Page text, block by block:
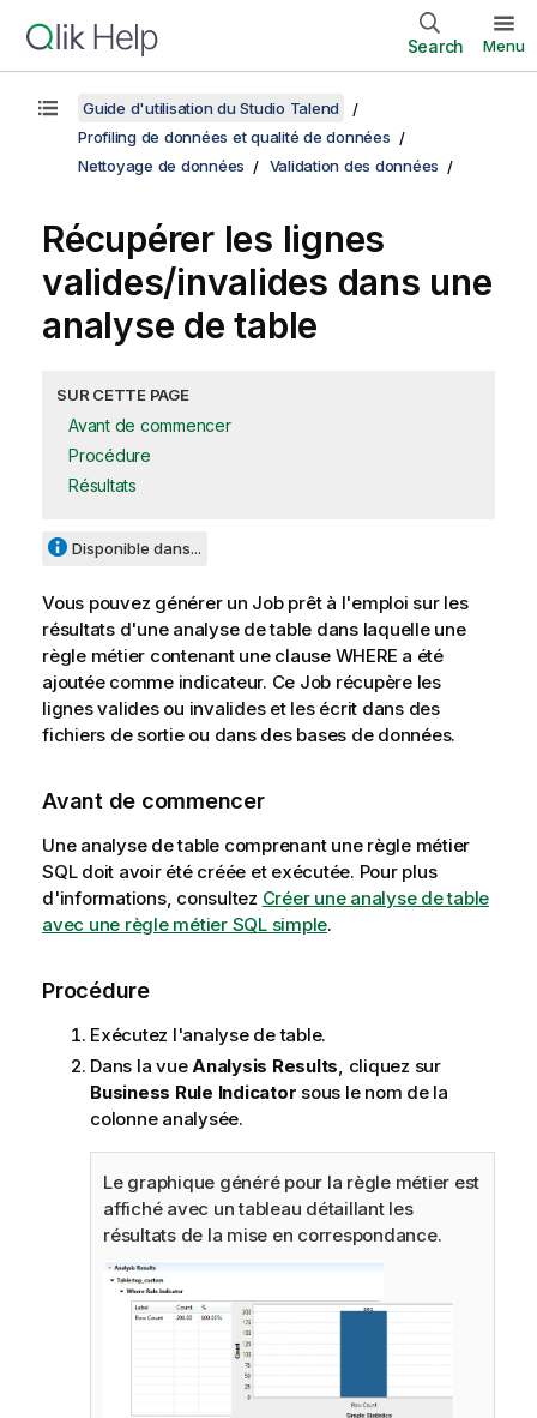
Search Menu
Guide d'utilisation du Studio Talend
Profiling de données et qualité de données
Nettoyage de données
Validation des données
Récupérer les lignes
valides/invalides dans une
analyse de table
SUR CETTE PAGE
Avant de commencer
Procédure
Résultats
Disponible dans...
Vous pouvez générer un Job prêt à l'emploi sur les
résultats d'une analyse de table dans laquelle une
règle métier contenant une clause WHERE a été
ajoutée comme indicateur. Ce Job récupère les
lignes valides ou invalides et les écrit dans des
fichiers de sortie ou dans des bases de données.
Avant de commencer
Une analyse de table comprenant une règle métier
SQL doit avoir été créée et exécutée. Pour plus
d'informations, consultez Créer une analyse de table
avec une règle métier SQL simple.
Procédure
Exécutez l'analyse de table.
Dans la vueAnalysis Results, cliquez sur
Business Rule Indicator sous le nom de la
colonne analysée.
Le graphique généré pour la règle métier est
affiché avec un tableau détaillant les
résultats de la mise en correspondance.